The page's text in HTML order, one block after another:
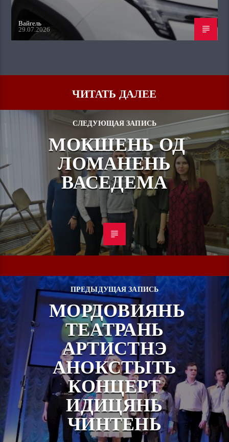
Вайгель
29.07.2026
ЧИТАТЬ ДАЛЕЕ
СЛЕДУЮЩАЯ ЗАПИСЬ
МОКШЕНЬ ОД
ЛОМАНЕНЬ
ВАСЕДЕМА
ПРЕДЫДУЩАЯ ЗАПИСЬ
МОРДОВИЯНЬ
ТЕАТРАНЬ
АРТИСТНЭ
АНОКСТЫТЬ
КОНЦЕРТ
ИДИЦЯНЬ
ЧИНТЕНЬ